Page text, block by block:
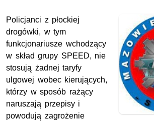
Policjanci z płockiej
drogówki, w tym
funkcjonariusze wchodzący
w skład grupy SPEED, nie
stosują żadnej taryfy
ulgowej wobec kierujących,
którzy w sposób rażący
naruszają przepisy i
powodują zagrożenie